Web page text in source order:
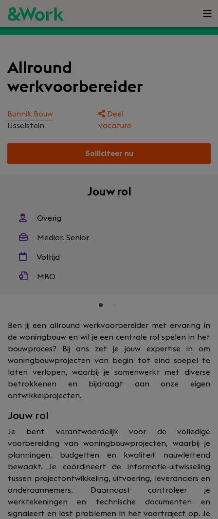
Allround
werkvoorbereider
Bunnik Bouw
IJsselstein
Deel
vacature
Solliciteer nu
Jouw rol
Overig
Medior, Senior
Voltijd
MBO
Ben jij een allround werkvoorbereider met ervaring in
de woningbouw en wil je een centrale rol spelen in het
bouwproces? Bij ons zet je jouw expertise in om
woningbouwprojecten van begin tot eind soepel te
laten verlopen, waarbij je samenwerkt met diverse
betrokkenen en bijdraagt aan onze eigen
ontwikkelprojecten.
Jouw rol
Je bent verantwoordelijk voor de volledige
voorbereiding van woningbouwprojecten, waarbij je
planningen, budgetten en kwaliteit nauwlettend
bewaakt. Je coördineert de informatie-uitwisseling
tussen projectontwikkeling, uitvoering, leveranciers en
onderaannemers. Daarnaast controleer je
werktekeningen en technische documenten en
signaleert en lost problemen in het voortraject op. Je